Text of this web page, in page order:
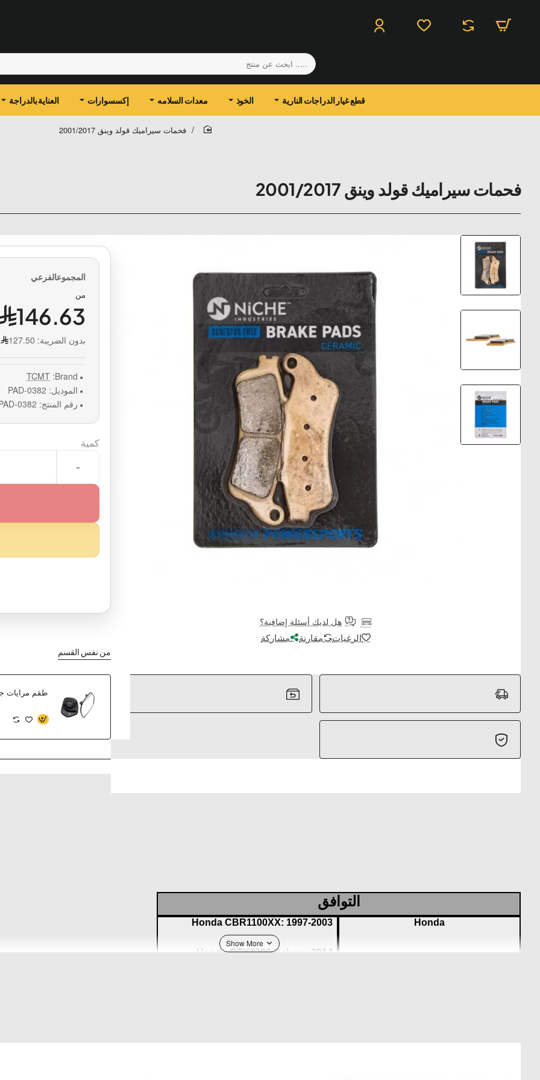
.....
ابحث
عن
منتج
قطع غيار الدراجات النارية الخوذ معدات السلامه إكسسوارات العناية بالدراجة
فحمات سيراميك قولد وينق 2001/2017
فحمات سيراميك قولد وينق 2001/2017
هل لديك أسئلة إضافية؟
الرغبات مقارنة مشاركة
من
146.63
بدون الضريبة: 127.50
Brand:
TCMT
الموديل: PAD-0382
رقم المنتج: 0382
من نفس القسم
طقم مرايات
التوافق
Honda
Honda CBR1100XX: 1997-2003
Honda CTX1300 Deluxe: 2014